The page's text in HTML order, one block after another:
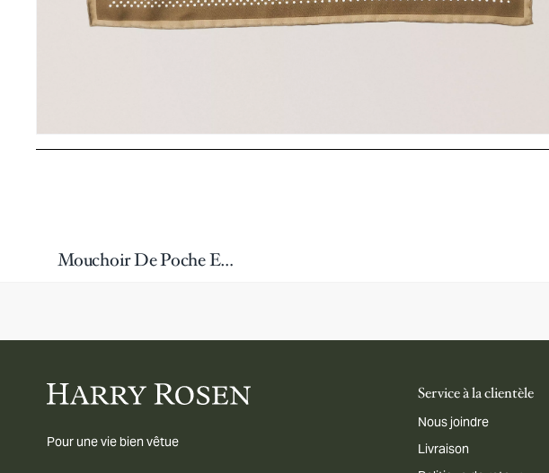
Mouchoir De Poche En Soie À Pois
Pour une vie bien vêtue
Service à la clientèle
Nous joindre
Livraison